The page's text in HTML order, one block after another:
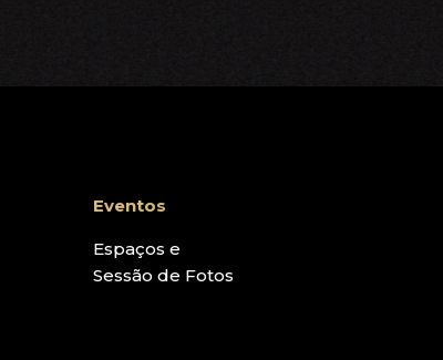
Eventos
Espaços e
Sessão de Fotos